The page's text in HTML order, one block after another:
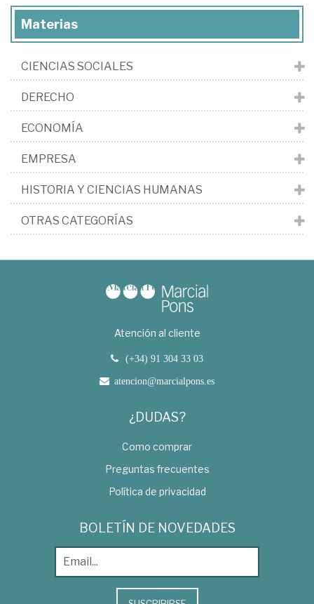
Materias
CIENCIAS SOCIALES
DERECHO
ECONOMÍA
EMPRESA
HISTORIA Y CIENCIAS HUMANAS
OTRAS CATEGORÍAS
Atención al cliente
(+34) 91 304 33 03
atencion@marcialpons.es
¿DUDAS?
Como comprar
Preguntas frecuentes
Política de privacidad
BOLETÍN DE NOVEDADES